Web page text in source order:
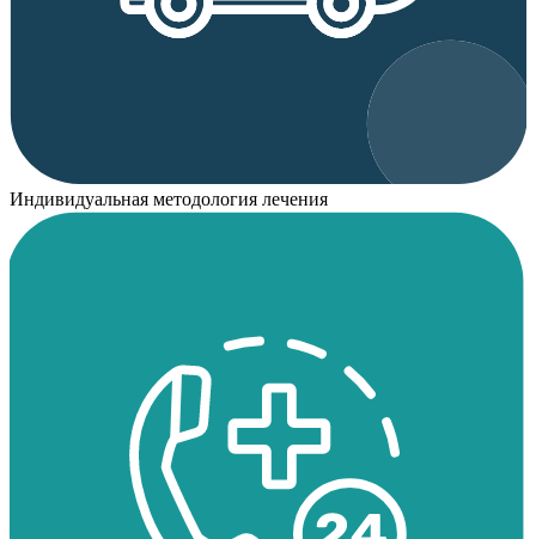
Индивидуальная методология лечения